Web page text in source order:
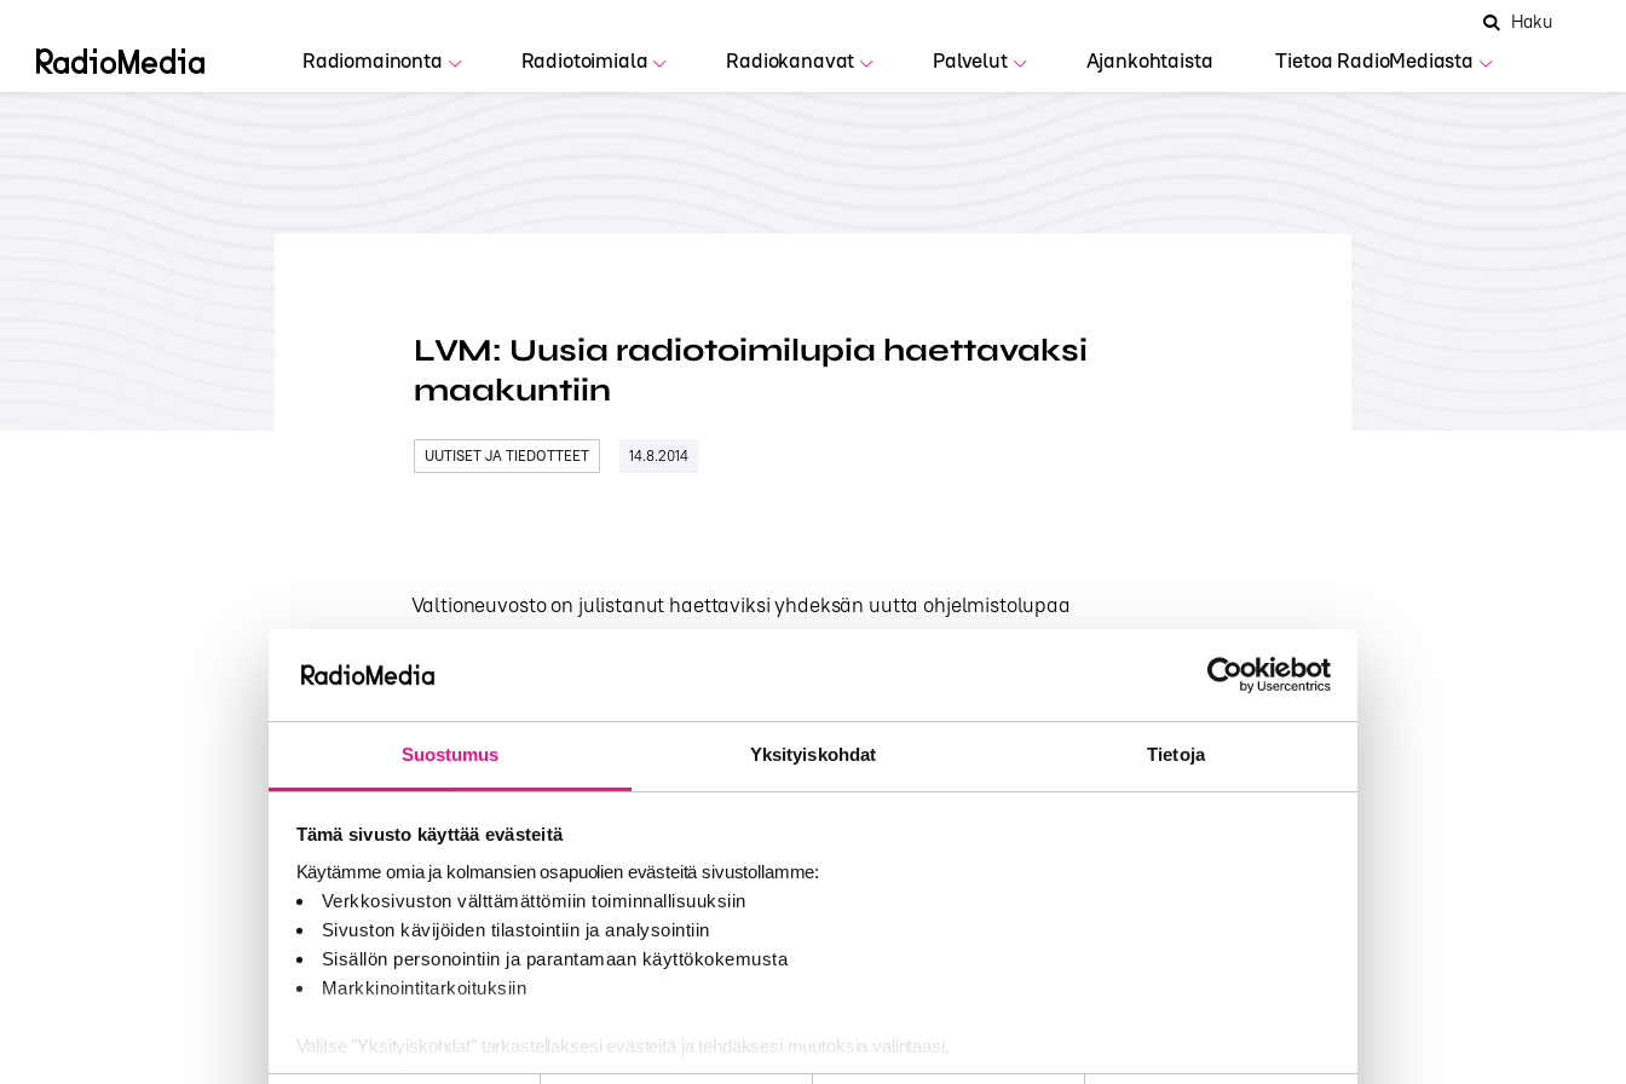
Suostumus Yksityiskohdat Tietoja
Tämä sivusto käyttää evästeitä
Käytämme omia ja kolmansien osapuolien evästeitä sivustollamme:
Verkkosivuston välttämättömiin toiminnallisuuksiin
Sivuston kävijöiden tilastointiin ja analysointiin
Sisällön personointiin ja parantamaan käyttökokemusta
Markkinointitarkoituksiin
Valitse "Yksityiskohdat" tarkastellaksesi evästeitä ja tehdäksesi muutoksia valintaasi.
Radiomainonta Radiotoimiala Radiokanavat Palvelut Ajankohtaista Tietoa RadioMediasta
AvaaHaku
Hae
LVM: Uusia radiotoimilupia haettavaksi
maakuntiin
UUTISET JA TIEDOTTEET 14.8.2014
Valtioneuvosto on julistanut haettaviksi yhdeksän uutta ohjelmistolupaa
2019 loppuun saakka.
Haettavana olevat ohjelmistoluvat koskevat taajuuskokonaisuuksia: Kotka-
Lappeenranta 2, Jyväskylä 6, Lahti 3, Vaasa 3, Porvoo 2, Kuopio 2, Kajaani 2, Pori-
Kankaanpää ja Turku 6.
liikenne- ja viestintäministeriö päättää myönnetäänkö lupia uusille radiokanaville vai
laajennetaanko jo olemassa olevien kanavien peittoaluetta.
Uudet radiotaajuudet vapautuivat, kun ministeriö päivitti radiotaajuuksien
Lähde: LVM